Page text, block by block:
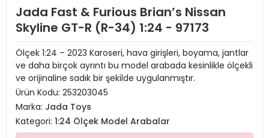
Jada Fast & Furious Brian’s Nissan
Skyline GT-R (R-34) 1:24 - 97173
Ölçek 1:24 – 2023 Karoseri, hava girişleri, boyama, jantlar
ve daha birçok ayrıntı bu model arabada kesinlikle ölçekli
ve orijinaline sadık bir şekilde uygulanmıştır.
Ürün Kodu: 253203045
Marka: Jada Toys
Kategori: 1:24 Ölçek Model Arabalar